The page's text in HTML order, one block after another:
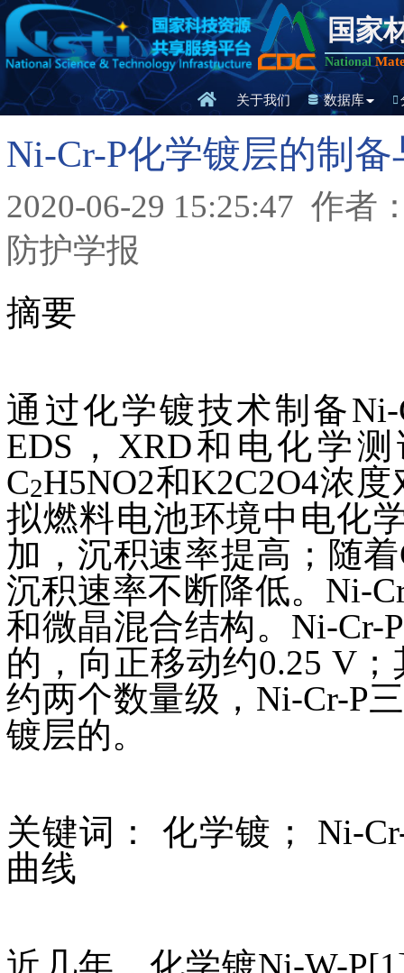
国家
National
关于我们 数据库
Ni-Cr-P化学镀层的制
2020-06-29 15:25:47 作者
防护学报
摘要
通过化学镀技术制备
EDS，XRD和电化学
C2H5NO2和K2C2O4浓
拟燃料电池环境中电化
加，沉积速率提高；随
沉积速率不断降低。Ni-
和微晶混合结构。Ni-Cr-
的，向正移动约0.25 V
约两个数量级，Ni-Cr-P
镀层的。
关键词： 化学镀； Ni-
曲线